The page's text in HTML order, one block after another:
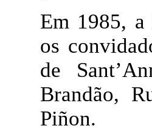
Em 1985, a
os
de
Brandão,
Piñon.